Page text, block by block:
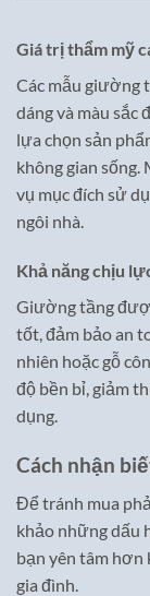
Giá trị thẩm mỹ
Các mẫu giường
dáng và màu sắc
lựa chọn sản
không gian
vụ mục đích sử
ngôi nhà.
Khả năng chịu
Giường tầng
tốt, đảm bảo an
nhiên hoặc gỗ
độ bền bỉ, giảm
dụng.
Cách nhận
Để tránh mua
khảo những dấu
bạn yên tâm hơn
gia đình.